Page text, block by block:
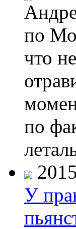
по
что
по
У